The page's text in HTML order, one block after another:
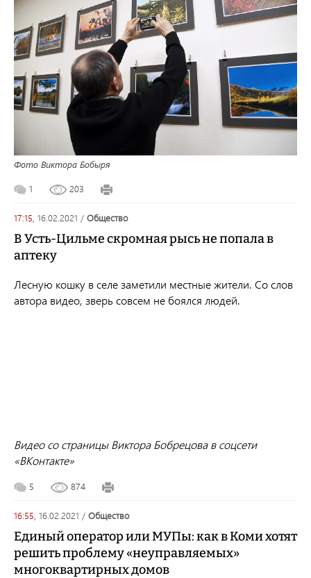
Фото Виктора Бобыря
1 203
17:15, 16.02.2021 / общество
В Усть-Цильме скромная рысь не попала в
аптеку
Лесную кошку в селе заметили местные жители. Со слов
автора видео, зверь совсем не боялся людей.
Видео со страницы Виктора Бобрецова в соцсети
«ВКонтакте»
5 874
16:55, 16.02.2021 / общество
Единый оператор или МУПы: как в Коми хотят
решить проблему «неуправляемых»
многоквартирных домов